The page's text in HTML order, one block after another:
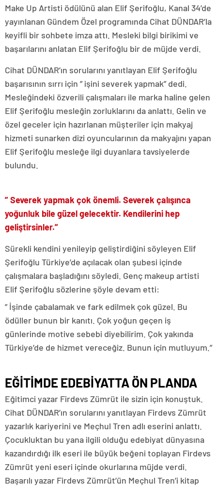
Make Up Artisti ödülünü alan Elif Şerifoğlu, Kanal 34’de
yayınlanan Gündem Özel programında Cihat DÜNDAR’la
keyifli bir sohbete imza attı. Mesleki bilgi birikimi ve
başarılarını anlatan Elif Şerifoğlu bir de müjde verdi.
Cihat DÜNDAR’ın sorularını yanıtlayan Elif Şerifoğlu
başarısının sırrı için ” işini severek yapmak” dedi.
Mesleğindeki özverili çalışmaları ile marka haline gelen
Elif Şerifoğlu mesleğin zorluklarını da anlattı. Gelin ve
özel geceler için hazırlanan müşteriler için makyaj
hizmeti sunarken dizi oyuncularının da makyajını yapan
Elif Şerifoğlu mesleğe ilgi duyanlara tavsiyelerde
bulundu.
” Severek yapmak çok önemli. Severek çalışınca
yoğunluk bile güzel gelecektir. Kendilerini hep
geliştirsinler.”
Sürekli kendini yenileyip geliştirdiğini söyleyen Elif
Şerifoğlu Türkiye’de açılacak olan şubesi içinde
çalışmalara başladığını söyledi. Genç makeup artisti
Elif Şerifoğlu sözlerine şöyle devam etti:
” İşinde çabalamak ve fark edilmek çok güzel. Bu
ödüller bunun bir kanıtı. Çok yoğun geçen iş
günlerinde motive sebebi diyebilirim. Çok yakında
Türkiye’de de hizmet vereceğiz. Bunun için mutluyum.”
EĞİTİMDE EDEBİYATTA ÖN PLANDA
Eğitimci yazar Firdevs Zümrüt ile sizin için konuştuk.
Cihat DÜNDAR’ın sorularını yanıtlayan Firdevs Zümrüt
yazarlık kariyerini ve Meçhul Tren adlı eserini anlattı.
Çocukluktan bu yana ilgili olduğu edebiyat dünyasına
kazandırdığı ilk eseri ile büyük beğeni toplayan Firdevs
Zümrüt yeni eseri içinde okurlarına müjde verdi.
Başarılı yazar Firdevs Zümrüt’ün Meçhul Tren’i kitap